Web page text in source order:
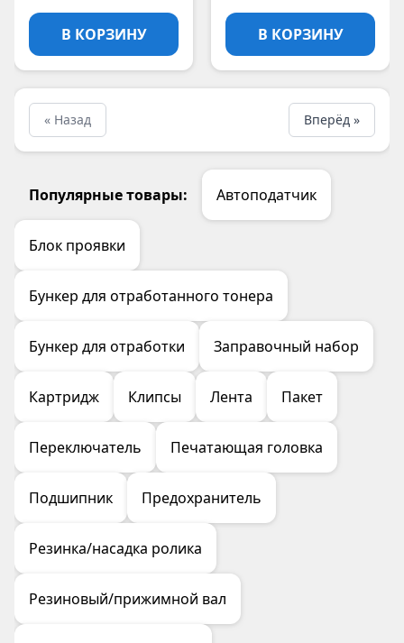
В КОРЗИНУ В КОРЗИНУ
« Назад Вперёд »
Популярные товары: Автоподатчик
Блок проявки
Бункер для отработанного тонера
Бункер для отработки Заправочный набор
Картридж Клипсы Лента Пакет
Переключатель Печатающая головка
Подшипник Предохранитель
Резинка/насадка ролика
Резиновый/прижимной вал